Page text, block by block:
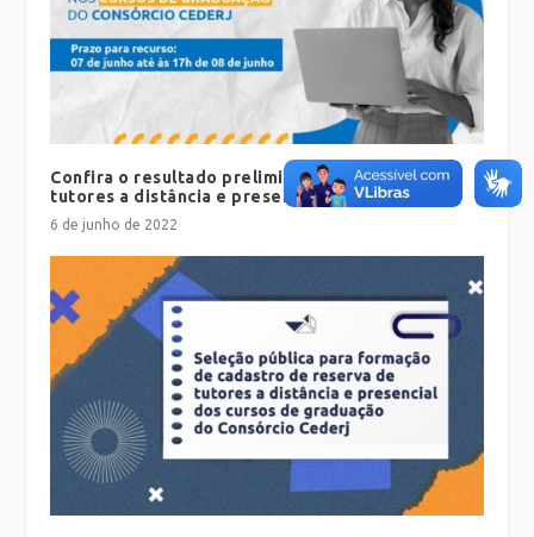
Confira o resultado preliminar da seleção de
tutores a distância e presencial
6 de junho de 2022